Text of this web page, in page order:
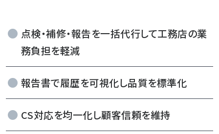
点検・補修・報告を一括代行して工務店の業
務負担を軽減
報告書で履歴を可視化し品質を標準化
CS対応を均一化し顧客信頼を維持